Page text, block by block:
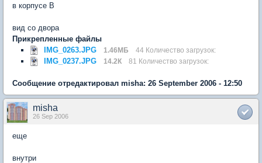
в корпусе В
вид со двора
Прикрепленные файлы
IMG_0263.JPG
1.46МБ 44 Количество загрузок:
IMG_0237.JPG 14.2К 81 Количество загрузок:
Сообщение отредактировал misha: 26 September 2006 - 12:50
misha
26 Sep 2006
еще
внутри